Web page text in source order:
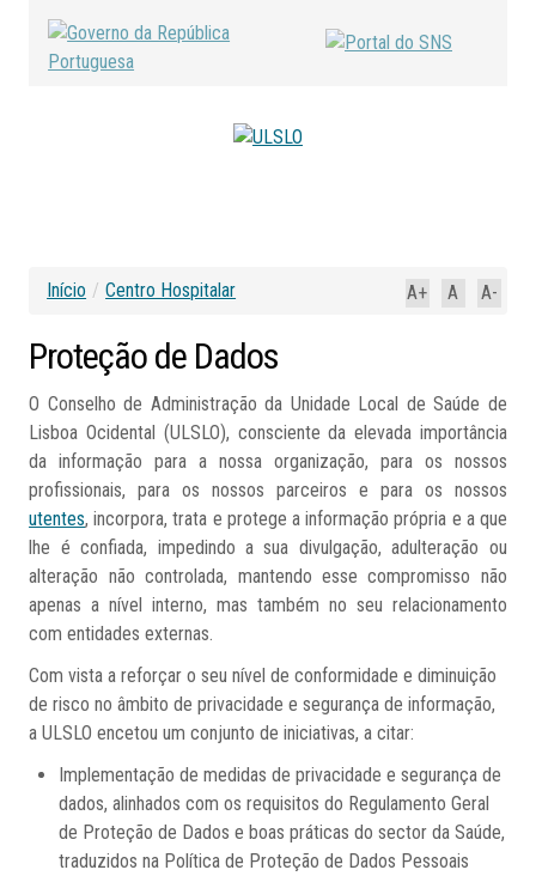
A-
A
A+
Início / Centro Hospitalar
Proteção de Dados
O Conselho de Administração da Unidade Local de Saúde de
Lisboa Ocidental (ULSLO), consciente da elevada importância
da informação para a nossa organização, para os nossos
profissionais, para os nossos parceiros e para os nossos
utentes, incorpora, trata e protege a informação própria e a que
lhe é confiada, impedindo a sua divulgação, adulteração ou
alteração não controlada, mantendo esse compromisso não
apenas a nível interno, mas também no seu relacionamento
com entidades externas.
Com vista a reforçar o seu nível de conformidade e diminuição
de risco no âmbito de privacidade e segurança de informação,
a ULSLO encetou um conjunto de iniciativas, a citar:
Implementação de medidas de privacidade e segurança de
dados, alinhados com os requisitos do Regulamento Geral
de Proteção de Dados e boas práticas do sector da Saúde,
traduzidos na Política de Proteção de Dados Pessoais